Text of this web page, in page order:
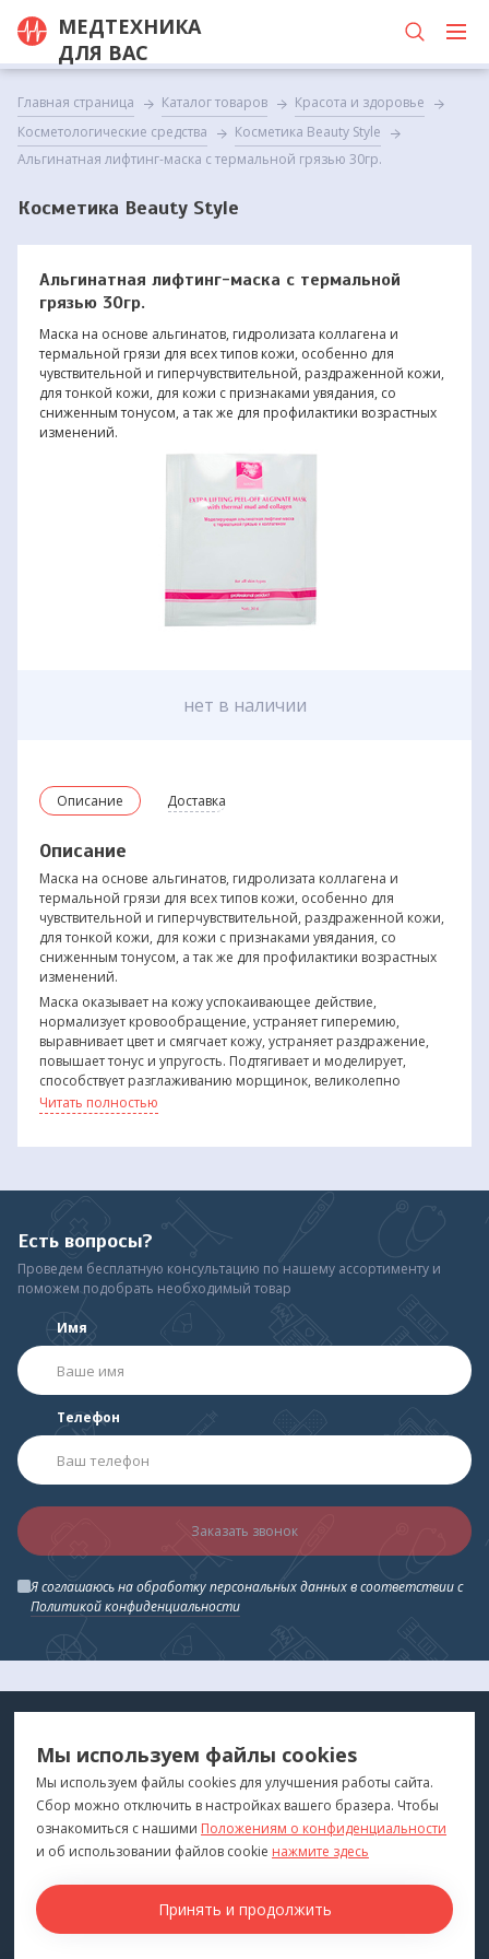
МЕДТЕХНИКА
ДЛЯ ВАС
Главная страница Каталог товаров
Красота и здоровье
Косметологические средства
Косметика Beauty Style
Альгинатная лифтинг-маска с термальной грязью 30гр.
Косметика Beauty Style
Альгинатная лифтинг-маска с термальной
грязью 30гр.
Маска на основе альгинатов, гидролизата коллагена и
термальной грязи для всех типов кожи, особенно для
чувствительной и гиперчувствительной, раздраженной кожи,
для тонкой кожи, для кожи с признаками увядания, со
сниженным тонусом, а так же для профилактики возрастных
изменений.
Описание Доставка
Описание
Маска на основе альгинатов, гидролизата коллагена и
термальной грязи для всех типов кожи, особенно для
чувствительной и гиперчувствительной, раздраженной кожи,
для тонкой кожи, для кожи с признаками увядания, со
сниженным тонусом, а так же для профилактики возрастных
изменений.
Маска оказывает на кожу успокаивающее действие,
нормализует кровообращение, устраняет гиперемию,
выравнивает цвет и смягчает кожу, устраняет раздражение,
повышает тонус и упругость. Подтягивает и моделирует,
способствует разглаживанию морщинок, великолепно
увлажняет. Активные компоненты маски стимулируют
местный иммунитет, насыщают необходимыми
Читать полностью
нет в наличии
Есть вопросы?
Проведем бесплатную консультацию по нашему ассортименту и
поможем подобрать необходимый товар
Имя
Телефон
Заказать звонок
Я соглашаюсь на обработку персональных данных в соответствии с
Политикой конфиденциальности
ДЛЯ ВАС
"Медтехника для Вас"©2026
ПОКУПАТЕЛЯМ
Каталог
Бренды
Для оптовиков
КОНТАКТЫ
г. Владивосток
Мы используем файлы cookies
Мы используем файлы cookies для улучшения работы сайта.
Сбор можно отключить в настройках вашего бразера. Чтобы
ознакомиться с нашими Положениям о конфиденциальности
и об использовании файлов cookie нажмите здесь
Принять и продолжить